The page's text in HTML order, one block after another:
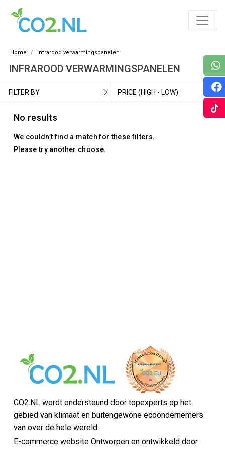
Home Infrarood verwarmingspanelen
INFRAROOD VERWARMINGSPANELEN
FILTER BY PRICE (HIGH - LOW)
No results
We couldn’t find a match for these filters.
Please try another choose.
CO2.NL wordt ondersteund door topexperts op het
gebied van klimaat en buitengewone ecoondernemers
van over de hele wereld.
E-commerce website Ontworpen en ontwikkeld door